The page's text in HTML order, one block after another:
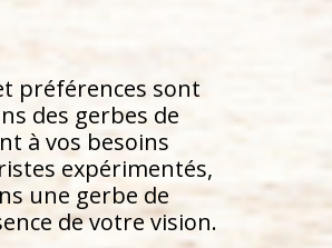
préférences sont
des gerbes de
à vos besoins
expérimentés,
une gerbe de
de votre vision.